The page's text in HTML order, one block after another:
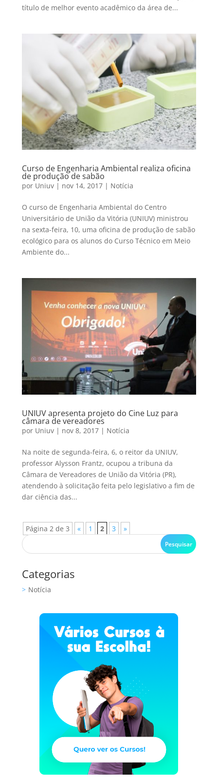
título de melhor evento acadêmico da área de...
Curso de Engenharia Ambiental realiza oficina
de produção de sabão
por Uniuv| nov 14, 2017| Notícia
O curso de Engenharia Ambiental do Centro
Universitário de União da Vitória (UNIUV) ministrou
na sexta-feira, 10, uma oficina de produção de sabão
ecológico para os alunos do Curso Técnico em Meio
Ambiente do...
UNIUV apresenta projeto do Cine Luz para
câmara de vereadores
por Uniuv| nov 8, 2017| Notícia
Na noite de segunda-feira, 6, o reitor da UNIUV,
professor Alysson Frantz, ocupou a tribuna da
Câmara de Vereadores de União da Vitória (PR),
atendendo à solicitação feita pelo legislativo a fim de
dar ciência das...
Página 2 de 3 « 1 2 3 »
Categorias
Notícia